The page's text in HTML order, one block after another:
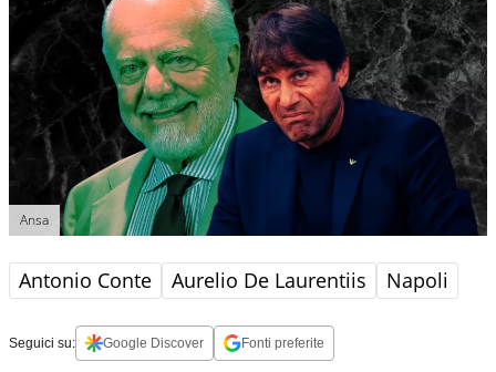
Ansa
Antonio Conte Aurelio De Laurentiis Napoli
Seguici su: Google Discover Fonti preferite